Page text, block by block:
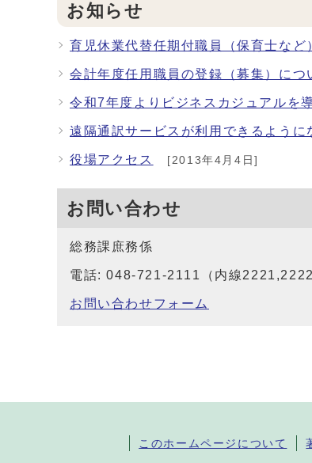
お知らせ
育児休業代替任期付職員（保育士など
会計年度任用職員の登録（募集）につ
令和7年度よりビジネスカジュアルを
遠隔通訳サービスが利用できるように
役場アクセス [2013年4月4日]
お問い合わせ
総務課庶務係
電話: 048-721-2111（内線
お問い合わせフォーム
このホームページについて